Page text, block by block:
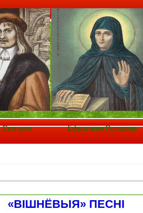
Скарына Ефрасіння Полацкая
«ВІШНЁВЫЯ» ПЕСНІ